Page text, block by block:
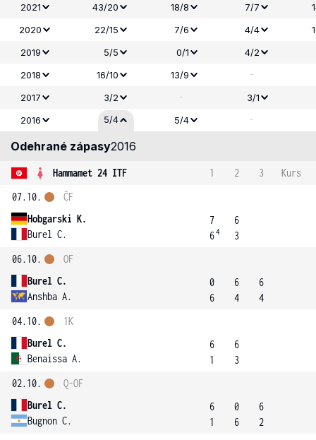
2021
43/20 18/8 7/7
2020
22/15 7/6 4/4
2019
5/5 0/1
4/2
2018
16/10 13/9 -
2017 3/2 -
3/1
2016
5/4 5/4 -
Odehrané zápasy2016
Hammamet 24 ITF 1 2 3
Kurs
07.10.
Hobgarski K.
Burel C.
ČF
7
64
6
3
06.10.
Burel C.
Anshba A.
OF
0
6
6
4
6
4
04.10.
Burel C.
Benaissa A.
1K
6
1
6
3
02.10.
Burel C.
Bugnon C.
Q-OF
6
1
0
6
6
2